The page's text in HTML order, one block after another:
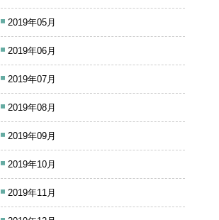
2019年05月
2019年06月
2019年07月
2019年08月
2019年09月
2019年10月
2019年11月